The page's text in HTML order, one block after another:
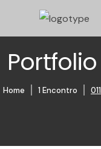
Portfolio
Home 1 Encontro 011